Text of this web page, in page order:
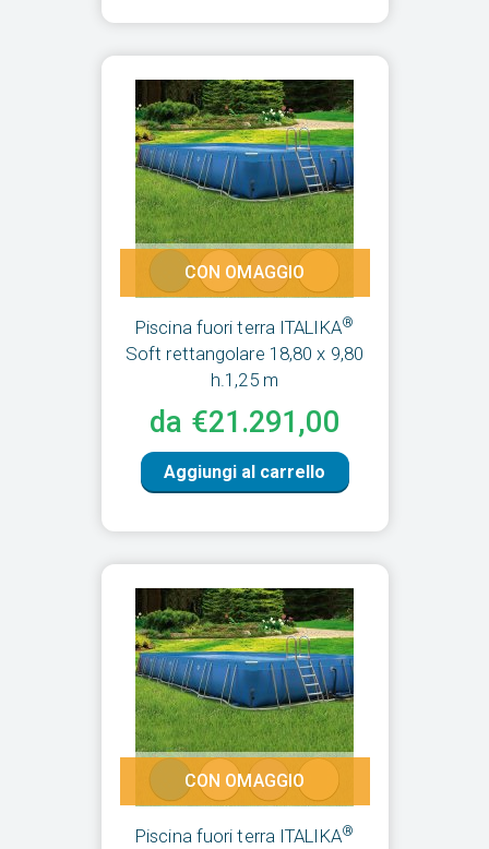
Piscina fuori terra ITALIKA®
Soft rettangolare 18,80 x 9,80
h.1,25 m
da €21.291,00
Aggiungi al carrello
CON OMAGGIO
Piscina fuori terra ITALIKA®
CON OMAGGIO